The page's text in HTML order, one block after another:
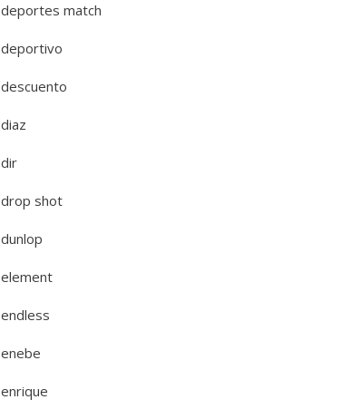
deportes match
deportivo
descuento
diaz
dir
drop shot
dunlop
element
endless
enebe
enrique